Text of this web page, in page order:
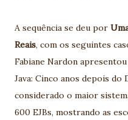
A sequência se deu por
Reais, com os seguintes
Fabiane Nardon
Java: Cinco anos depois do
considerado o maior
600 EJBs, mostrando as